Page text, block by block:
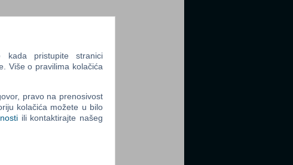
Newsletter
Control
Field
kada pristupite stranici
Više o pravilima kolačića
pravo na prenosivost
kolačića možete u bilo
ili kontaktirajte našeg